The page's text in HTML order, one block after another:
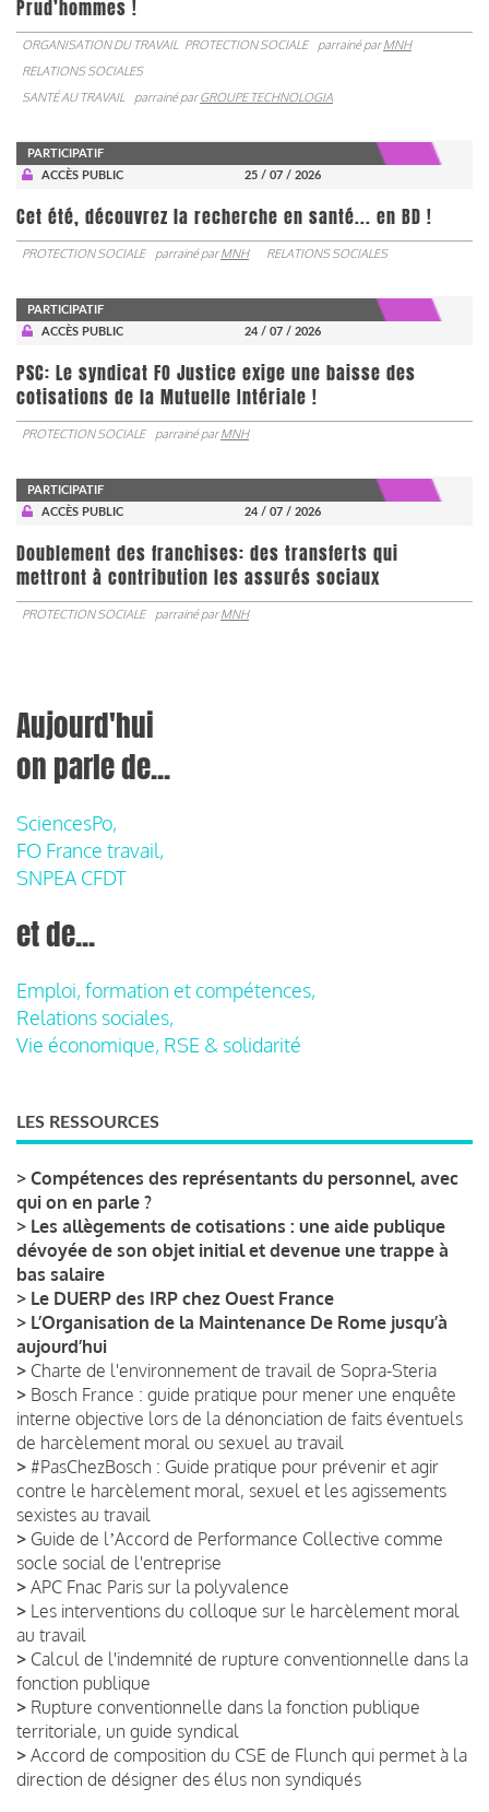
Prud’hommes !
ORGANISATION DU TRAVAIL PROTECTION SOCIALE parrainé parMNH
RELATIONS SOCIALES
SANTÉ AU TRAVAIL
parrainé parGROUPE TECHNOLOGIA
PARTICIPATIF
ACCÈS PUBLIC
25 / 07 / 2026
Cet été, découvrez la recherche en santé... en BD !
PROTECTION SOCIALE parrainé parMNH RELATIONS SOCIALES
PARTICIPATIF
ACCÈS PUBLIC
24 / 07 / 2026
PSC: Le syndicat FO Justice exige une baisse des
cotisations de la Mutuelle Intériale !
PROTECTION SOCIALE parrainé parMNH
PARTICIPATIF
ACCÈS PUBLIC
24 / 07 / 2026
Doublement des franchises: des transferts qui
mettront à contribution les assurés sociaux
PROTECTION SOCIALE parrainé parMNH
Aujourd'hui
on parle de...
SciencesPo,
FO France travail,
SNPEA CFDT
et de...
Emploi, formation et compétences,
Relations sociales,
Vie économique, RSE & solidarité
LES RESSOURCES
> Compétences des représentants du personnel, avec
qui on en parle ?
> Les allègements de cotisations : une aide publique
dévoyée de son objet initial et devenue une trappe à
bas salaire
> Le DUERP des IRP chez Ouest France
> L’Organisation de la Maintenance De Rome jusqu’à
aujourd’hui
> Charte de l'environnement de travail de Sopra-Steria
> Bosch France : guide pratique pour mener une enquête
interne objective lors de la dénonciation de faits éventuels
de harcèlement moral ou sexuel au travail
> #PasChezBosch : Guide pratique pour prévenir et agir
contre le harcèlement moral, sexuel et les agissements
sexistes au travail
> Guide de lʼAccord de Performance Collective comme
socle social de l'entreprise
> APC Fnac Paris sur la polyvalence
> Les interventions du colloque sur le harcèlement moral
au travail
> Calcul de l'indemnité de rupture conventionnelle dans la
fonction publique
> Rupture conventionnelle dans la fonction publique
territoriale, un guide syndical
> Accord de composition du CSE de Flunch qui permet à la
direction de désigner des élus non syndiqués